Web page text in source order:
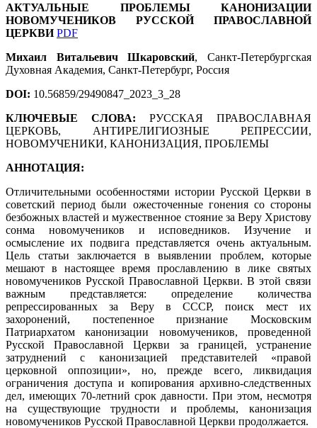
АКТУАЛЬНЫЕ ПРОБЛЕМЫ КАНОНИЗАЦИИ
НОВОМУЧЕНИКОВ РУССКОЙ ПРАВОСЛАВНОЙ
ЦЕРКВИ PDF
Михаил Витальевич Шкаровский, Санкт-Петербургская
Духовная Академия, Санкт-Петербург, Россия
DOI: 10.56859/29490847_2023_3_28
КЛЮЧЕВЫЕ СЛОВА: РУССКАЯ ПРАВОСЛАВНАЯ
ЦЕРКОВЬ, АНТИРЕЛИГИОЗНЫЕ РЕПРЕССИИ,
НОВОМУЧЕНИКИ, КАНОНИЗАЦИЯ, ПРОБЛЕМЫ
АННОТАЦИЯ:
Отличительными особенностями истории Русской Церкви в
советский период были ожесточенные гонения со стороны
безбожных властей и мужественное стояние за Веру Христову
сонма новомучеников и исповедников. Изучение и
осмысление их подвига представляется очень актуальным.
Цель статьи заключается в выявлении проблем, которые
мешают в настоящее время прославлению в лике святых
новомучеников Русской Православной Церкви. В этой связи
важным представляется: определение количества
репрессированных за Веру в СССР, поиск мест их
захоронений, постепенное признание Московским
Патриархатом канонизации новомучеников, проведенной
Русской Православной Церкви за границей, устранение
затруднений с канонизацией представителей «правой
церковной оппозиции», но, прежде всего, ликвидация
ограничения доступа и копирования архивно-следственных
дел, имеющих 70-летний срок давности. При этом, несмотря
на существующие трудности и проблемы, канонизация
новомучеников Русской Православной Церкви продолжается.